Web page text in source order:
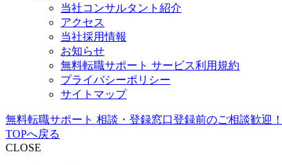
当社コンサルタント紹介
アクセス
当社採用情報
お知らせ
無料転職サポート サービス利用規約
プライバシーポリシー
サイトマップ
無料転職サポート 相談・登録窓口登録前のご相談歓迎
TOPへ戻る
CLOSE